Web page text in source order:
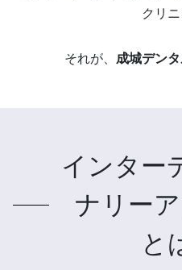
クリニ
それが、 成城デン
インター
ナリー
と